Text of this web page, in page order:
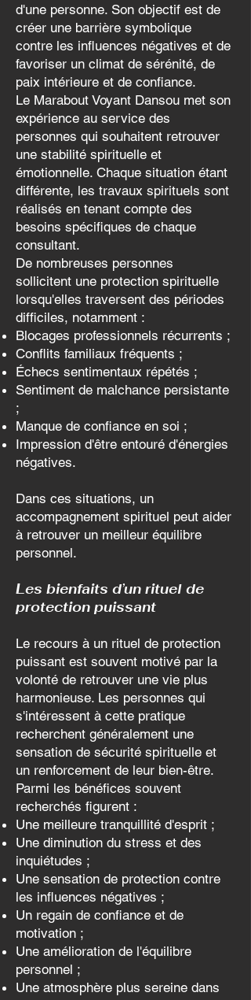
d'une personne. Son objectif est de
créer une barrière symbolique
contre les influences négatives et de
favoriser un climat de sérénité, de
paix intérieure et de confiance.
Le Marabout Voyant Dansou met son
expérience au service des
personnes qui souhaitent retrouver
une stabilité spirituelle et
émotionnelle. Chaque situation étant
différente, les travaux spirituels sont
réalisés en tenant compte des
besoins spécifiques de chaque
consultant.
De nombreuses personnes
sollicitent une protection spirituelle
lorsqu'elles traversent des périodes
difficiles, notamment :
Blocages professionnels récurrents ;
Conflits familiaux fréquents ;
Échecs sentimentaux répétés ;
Sentiment de malchance persistante
;
Manque de confiance en soi ;
Impression d'être entouré d'énergies
négatives.
Dans ces situations, un
accompagnement spirituel peut aider
à retrouver un meilleur équilibre
personnel.
Les bienfaits d’un rituel de
protection puissant
Le recours à un rituel de protection
puissant est souvent motivé par la
volonté de retrouver une vie plus
harmonieuse. Les personnes qui
s'intéressent à cette pratique
recherchent généralement une
sensation de sécurité spirituelle et
un renforcement de leur bien-être.
Parmi les bénéfices souvent
recherchés figurent :
Une meilleure tranquillité d'esprit ;
Une diminution du stress et des
inquiétudes ;
Une sensation de protection contre
les influences négatives ;
Un regain de confiance et de
motivation ;
Une amélioration de l'équilibre
personnel ;
Une atmosphère plus sereine dans